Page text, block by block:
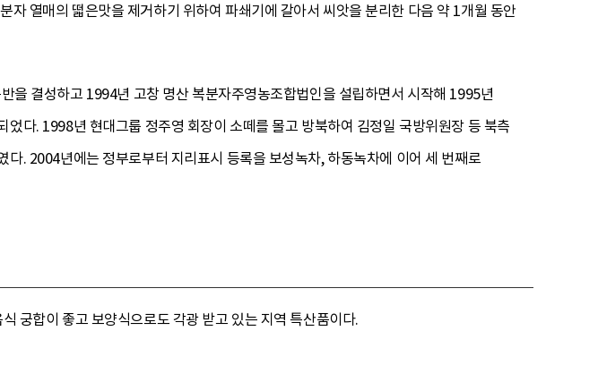
자 열매의 떫은맛을 제거하기 위하여 파쇄기에 갈아서 씨앗을 분리한 다음 약 1개월 동안
을 결성하고 1994년 고창 명산 복분자주영농조합법인을 설립하면서 시작해 1995년
다. 1998년 현대그룹 정주영 회장이 소떼를 몰고 방북하여 김정일 국방위원장 등 북측
. 2004년에는 정부로부터 지리표시 등록을 보성녹차, 하동녹차에 이어 세 번째로
궁합이 좋고 보양식으로도 각광 받고 있는 지역 특산품이다.